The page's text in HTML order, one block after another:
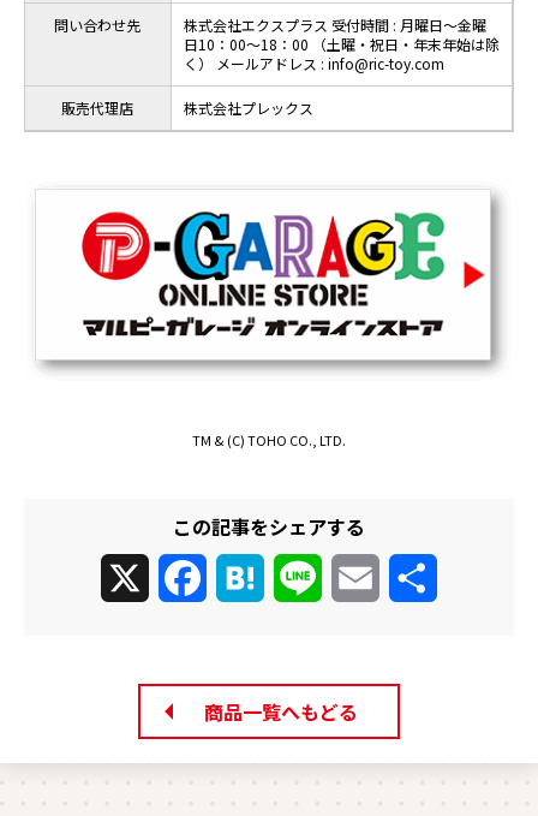
問い合わせ先
株式会社エクスプラス 受付時間 : 月曜日～金曜
日10：00～18：00 （土曜・祝日・年末年始は除
く） メールアドレス : info@ric-toy.com
販売代理店 株式会社プレックス
TM & (C) TOHO CO., LTD.
この記事をシェアする
FacebookHatena Line Email
商品一覧へもどる